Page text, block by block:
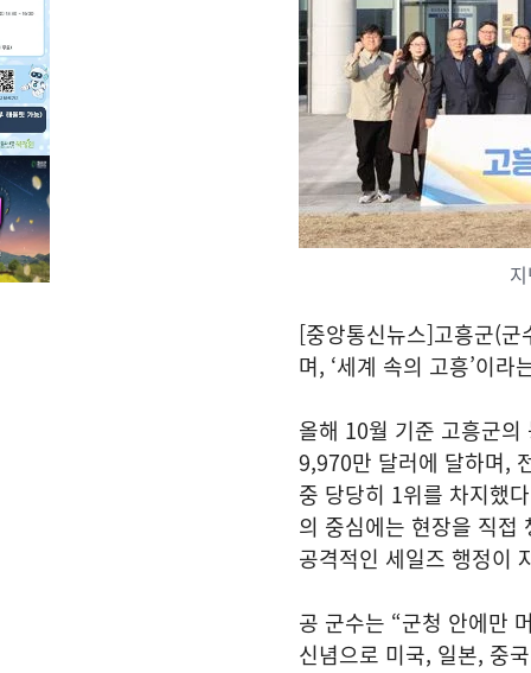
[중앙통신뉴스]고흥군(
며, ‘세계 속의 고흥’이
올해 10월 기준 고흥군의
9,970만 달러에 달하며,
중 당당히 1위를 차지했
의 중심에는 현장을 직접
공격적인 세일즈 행정이
공 군수는 “군청 안에만
신념으로 미국, 일본, 중